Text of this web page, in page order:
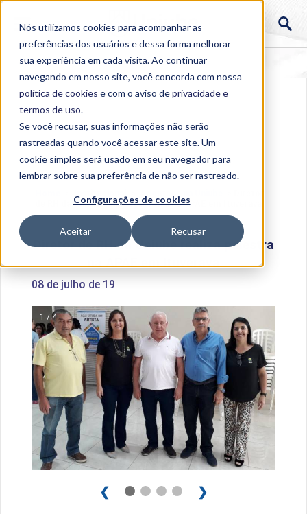
Nós utilizamos cookies para acompanhar as
preferências dos usuários e dessa forma melhorar
sua experiência em cada visita. Ao continuar
navegando em nosso site, você concorda com nossa
política de cookies e com o aviso deprivacidade e
termos de uso.
Se você recusar, suas informações não serão
rastreadas quando você acessar este site. Um
cookie simples será usado em seu navegador para
lembrar sobre sua preferência de não ser rastreado.
Configurações de cookies
Aceitar Recusar
de RH da Uniube realiza palestra na APAE em Ituverava
Diretor de RH da Uniube realiza palestra
na APAE em Ituverava
08 de julho de 19
1 / 4
❮ ❯